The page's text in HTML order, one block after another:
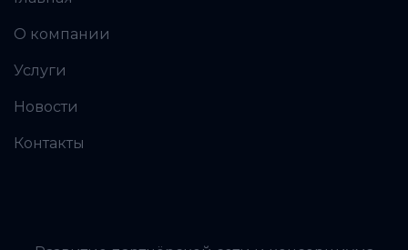
О компании
Услуги
Новости
Контакты